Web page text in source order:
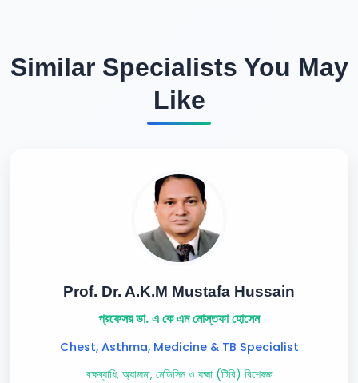
Similar Specialists You May
Like
Prof. Dr. A.K.M Mustafa Hussain
প্রফেসর ডা. এ কে এম মোস্তফা হোসেন
Chest, Asthma, Medicine & TB Specialist
বক্ষব্যাধি, অ্যাজমা, মেডিসিন ও যক্ষ্মা (টিবি) বিশেষজ্ঞ